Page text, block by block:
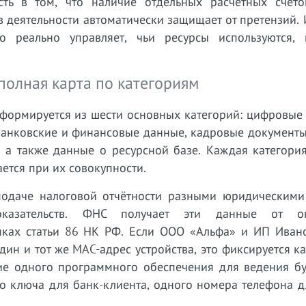
автоматически защищает от претензий.
управляет, чьи ресурсы используются,
карта по категориям
из шести основных категорий:
и финансовые данные, кадровые
также данные о ресурсной базе. Каждая
при их совокупности.
налоговой отчётности разными
ФНС получает эти данные от
статьи 86 НК РФ. Если ООО «Альфа» и ИП
и тот же MAC-адрес устройства, это фиксируется
одного программного обеспечения для ведения
ключа для банк-клиента, одного номера телефона